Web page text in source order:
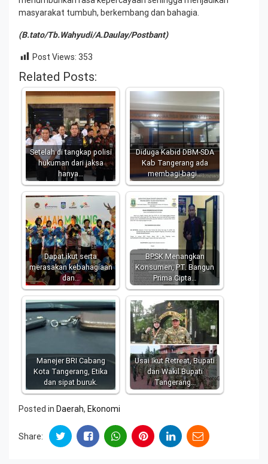
masyarakat tumbuh, berkembang dan bahagia.
(B.tato/Tb.Wahyudi/A.Daulay/Postbant)
Post Views: 353
Related Posts:
Setelah di tangkap polisi
hukuman dari jaksa
hanya…
Diduga Kabid DBM-SDA
Kab Tangerang ada
membagi-bagi…
Dapat ikut serta
merasakan kebahagiaan
dan…
BPSK Menangkan
Konsumen, PT. Bangun
Prima Cipta…
Manejer BRI Cabang
Kota Tangerang, Etika
dan sipat buruk.
Usai Ikut Retreat, Bupati
dan Wakil Bupati
Tangerang…
Posted in Daerah, Ekonomi
Share: